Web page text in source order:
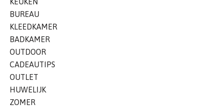
BUREAU
KLEEDKAMER
BADKAMER
OUTDOOR
CADEAUTIPS
OUTLET
HUWELIJK
ZOMER